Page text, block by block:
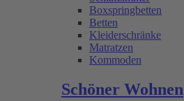
Boxspringbetten
Betten
Kleiderschränke
Matratzen
Kommoden
Schöner Wohnen